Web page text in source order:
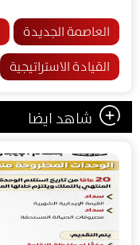
العاصمة الجديدة
القيادة الاستراتيجية
شاهد ايضا